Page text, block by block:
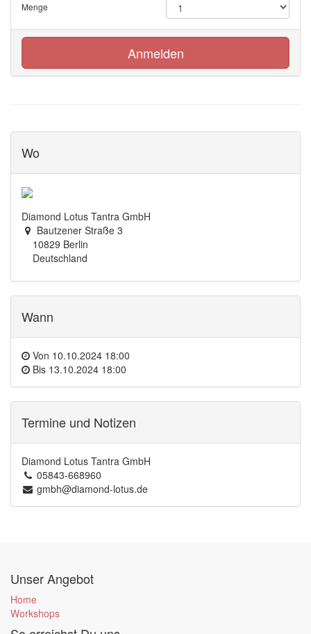
Menge
Anmelden
Wo
Diamond Lotus Tantra GmbH
Bautzener Straße 3
10829 Berlin
Deutschland
Wann
Von 10.10.2024 18:00
Bis 13.10.2024 18:00
Termine und Notizen
Diamond Lotus Tantra GmbH
05843-668960
gmbh@diamond-lotus.de
Unser Angebot
Home
Workshops